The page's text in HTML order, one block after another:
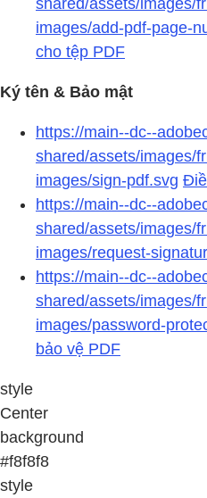
images/add-pdf-page-
cho tệp PDF
Ký tên & Bảo mật
https://main--dc--
shared/assets/images/
images/sign-pdf.svg
https://main--dc--
shared/assets/images/
images/request-
https://main--dc--
shared/assets/images/
images/password-
bảo vệ PDF
style
Center
background
#f8f8f8
style